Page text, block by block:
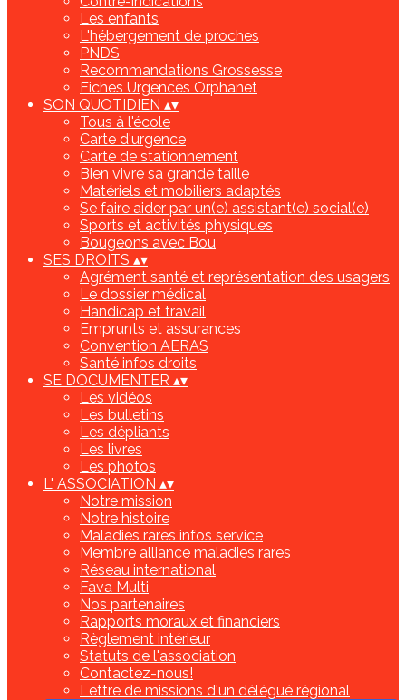
Les enfants
L'hébergement de proches
PNDS
Recommandations Grossesse
Fiches Urgences Orphanet
SON QUOTIDIEN ▴▾
Tous à l'école
Carte d'urgence
Carte de stationnement
Bien vivre sa grande taille
Matériels et mobiliers adaptés
Se faire aider par un(e) assistant(e) social(e)
Sports et activités physiques
Bougeons avec Bou
SES DROITS ▴▾
Agrément santé et représentation des usagers
Le dossier médical
Handicap et travail
Emprunts et assurances
Convention AERAS
Santé infos droits
SE DOCUMENTER ▴▾
Les vidéos
Les bulletins
Les dépliants
Les livres
Les photos
L' ASSOCIATION ▴▾
Notre mission
Notre histoire
Maladies rares infos service
Membre alliance maladies rares
Réseau international
Fava Multi
Nos partenaires
Rapports moraux et financiers
Règlement intérieur
Statuts de l'association
Contactez-nous!
Lettre de missions d'un délégué régional